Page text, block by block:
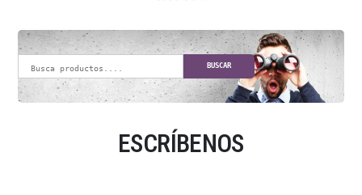
BUSCAR
ESCRÍBENOS